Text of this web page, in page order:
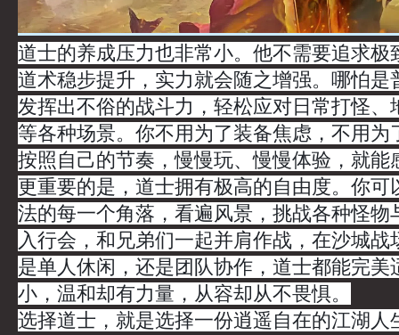
道士的养成压力也非常小。他不需要追求极
道术稳步提升，实力就会随之增强。哪怕是
发挥出不俗的战斗力，轻松应对日常打怪、
等各种场景。你不用为了装备焦虑，不用为
按照自己的节奏，慢慢玩、慢慢体验，就能
更重要的是，道士拥有极高的自由度。你可
法的每一个角落，看遍风景，挑战各种怪物
入行会，和兄弟们一起并肩作战，在沙城战
是单人休闲，还是团队协作，道士都能完美
小，温和却有力量，从容却从不畏惧。
选择道士，就是选择一份逍遥自在的江湖人